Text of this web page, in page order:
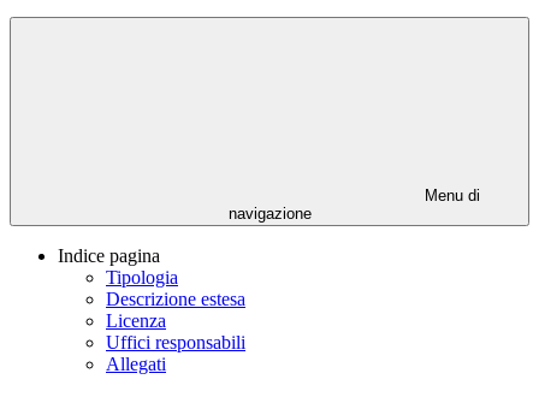
Menu di
navigazione
Indice pagina
Tipologia
Descrizione estesa
Licenza
Uffici responsabili
Allegati